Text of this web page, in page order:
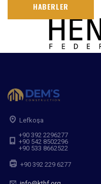
HABERLER
Lefkoşa
+90 392 2296277
+90 542 8502296
+90 533 8662522
+90 392 229 6277